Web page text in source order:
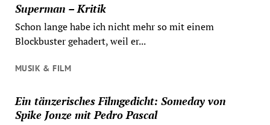
Superman – Kritik
Schon lange habe ich nicht mehr so mit einem
Blockbuster gehadert, weil er...
MUSIK & FILM
Ein tänzerisches Filmgedicht: Someday von
Spike Jonze mit Pedro Pascal